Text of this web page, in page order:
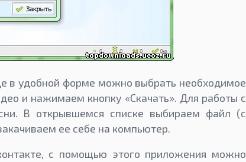
в удобной форме можно выбрать необходимое
и нажимаем кнопку «Скачать». Для работы с
В открывшемся списке выбираем файл (с
ее себе на компьютер.
с помощью этого приложения можно